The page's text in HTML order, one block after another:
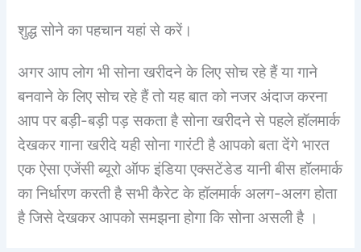
शुद्ध सोने का पहचान यहां से करें।
अगर आप लोग भी सोना खरीदने के लिए सोच रहे हैं या गाने
बनवाने के लिए सोच रहे हैं तो यह बात को नजर अंदाज करना
आप पर बड़ी-बड़ी पड़ सकता है सोना खरीदने से पहले हॉलमार्क
देखकर गाना खरीदे यही सोना गारंटी है आपको बता देंगे भारत
एक ऐसा एजेंसी ब्यूरो ऑफ इंडिया एक्सटेंडेड यानी बीस हॉलमार्क
का निर्धारण करती है सभी कैरेट के हॉलमार्क अलग-अलग होता
है.जिसे देखकर आपको समझना होगा कि सोना असली है ।